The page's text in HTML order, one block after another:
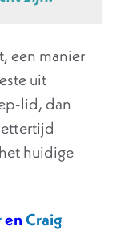
een manier
uit
lid, dan
huidige
enCraig